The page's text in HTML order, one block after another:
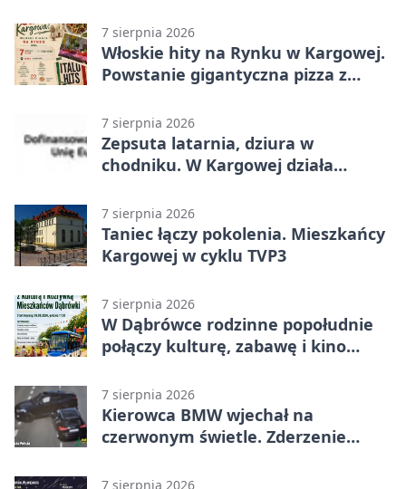
7 sierpnia 2026
Włoskie hity na Rynku w Kargowej.
Powstanie gigantyczna pizza z
7 sierpnia 2026
Zepsuta latarnia, dziura w
chodniku. W Kargowej działa
7 sierpnia 2026
Taniec łączy pokolenia. Mieszkańcy
Kargowej w cyklu TVP3
7 sierpnia 2026
W Dąbrówce rodzinne popołudnie
połączy kulturę, zabawę i kino
7 sierpnia 2026
Kierowca BMW wjechał na
czerwonym świetle. Zderzenie
7 sierpnia 2026